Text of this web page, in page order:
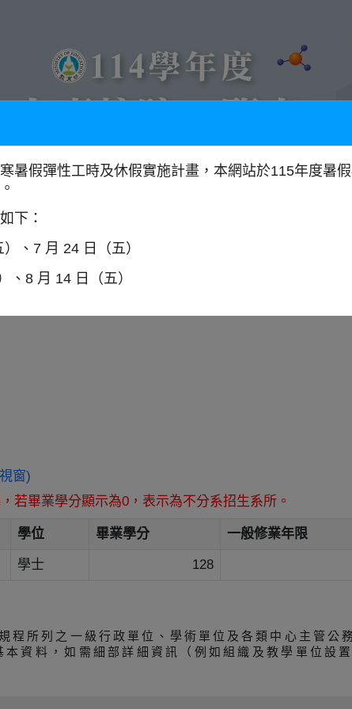
學門找學校
窗)
若畢業學分顯示為0，表示為不分系招生系所。
學位 畢業學分 一般修業年限
學士 128
程所列之一級行政單位、學術單位及各類中心主管公
資料，如需細部詳細資訊（例如組織及教學單位設
暑假彈性工時及休假實施計畫，本網站於115年度暑
下：
、7 月 24 日（五）
、8 月 14 日（五）